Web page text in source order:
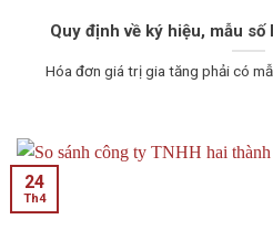
Quy định về ký hiệu, mẫu
Hóa đơn giá trị gia tăng phải có
24
Th4